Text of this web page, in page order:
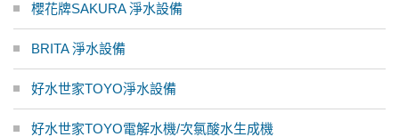
櫻花牌SAKURA 淨水設備
BRITA 淨水設備
好水世家TOYO淨水設備
好水世家TOYO電解水機/次氯酸水生成機